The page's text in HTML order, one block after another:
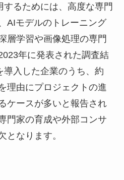
るためには、高度な専門
AIモデルのトレーニング
層学習や画像処理の専門
年に発表された調査結
導入した企業のうち、約
理由にプロジェクトの進
ケースが多いと報告され
門家の育成や外部コンサ
となります。